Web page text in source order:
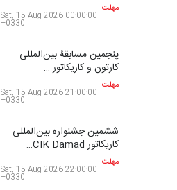
مهلت
Sat, 15 Aug 2026 00:00:00
+0330
پنجمین مسابقۀ بین‌المللی
کارتون و کاریکاتور …
مهلت
Sat, 15 Aug 2026 21:00:00
+0330
ششمین جشنواره بین‌المللی
کاریکاتور CIK Damad…
مهلت
Sat, 15 Aug 2026 22:00:00
+0330